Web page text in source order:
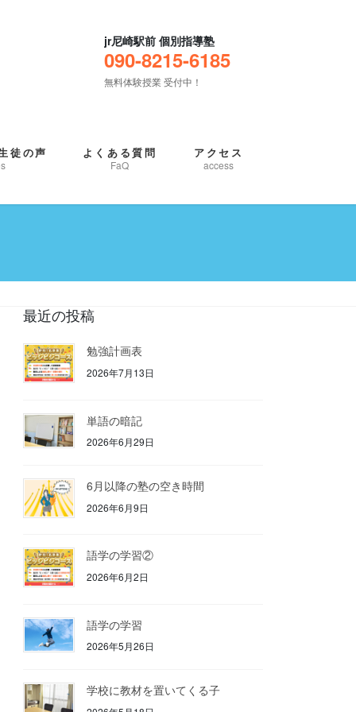
jr尼崎駅前 個別指導塾
090-8215-6185
無料体験授業 受付中！
徒の声 よくある質問
FaQ
アクセス
access
最近の投稿
勉強計画表
2026年7月13日
単語の暗記
2026年6月29日
6月以降の塾の空き時間
2026年6月9日
語学の学習②
2026年6月2日
語学の学習
2026年5月26日
学校に教材を置いてくる子